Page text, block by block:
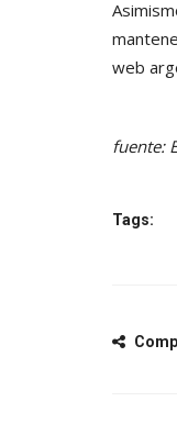
web
fuente:
Tags: